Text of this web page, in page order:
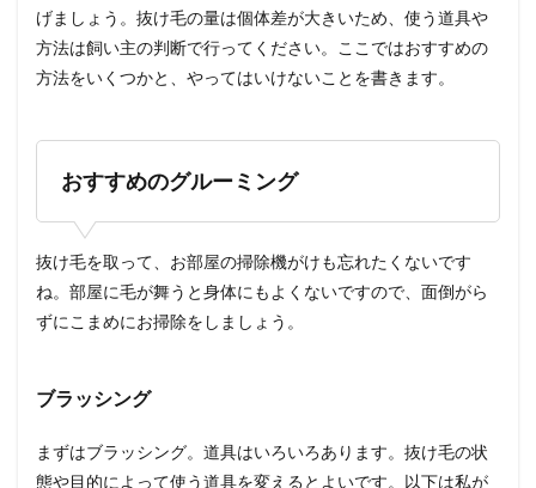
げましょう。抜け毛の量は個体差が大きいため、使う道具や
方法は飼い主の判断で行ってください。ここではおすすめの
方法をいくつかと、やってはいけないことを書きます。
おすすめのグルーミング
抜け毛を取って、お部屋の掃除機がけも忘れたくないです
ね。部屋に毛が舞うと身体にもよくないですので、面倒がら
ずにこまめにお掃除をしましょう。
ブラッシング
まずはブラッシング。道具はいろいろあります。抜け毛の状
態や目的によって使う道具を変えるとよいです。以下は私が